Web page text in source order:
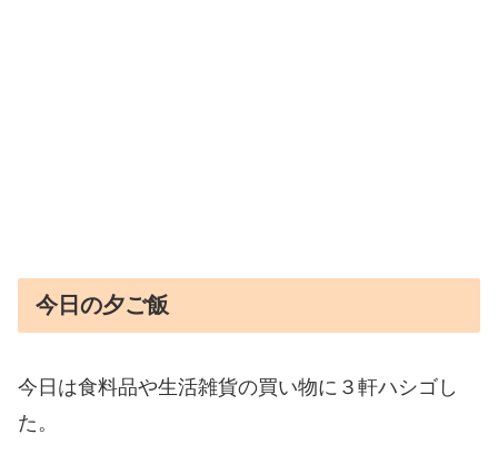
今日の夕ご飯
今日は食料品や生活雑貨の買い物に３軒ハシゴし
た。